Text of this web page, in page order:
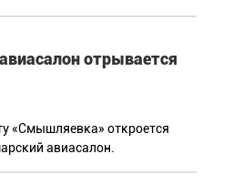
отрывается
«Смышляевка» откроется
авиасалон.